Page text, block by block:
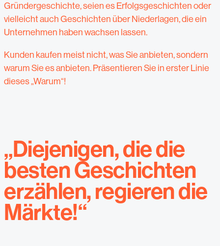
Gründergeschichte, seien es Erfolgsgeschichten oder
vielleicht auch Geschichten über Niederlagen, die ein
Unternehmen haben wachsen lassen.
Kunden kaufen meist nicht, was Sie anbieten, sondern
warum Sie es anbieten. Präsentieren Sie in erster Linie
dieses „Warum“!
„Diejenigen, die die
besten Geschichten
erzählen, regieren die
Märkte!“